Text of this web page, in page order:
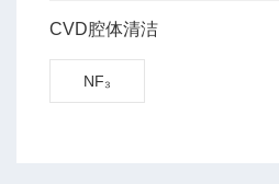
CVD腔体清洁
NF₃